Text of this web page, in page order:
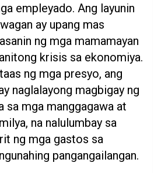
empleyado. Ang layunin
ay upang mas
ng mga mamamayan
krisis sa ekonomiya.
ng mga presyo, ang
naglalayong magbigay ng
sa mga manggagawa at
na nalulumbay sa
ng mga gastos sa
pangangailangan.